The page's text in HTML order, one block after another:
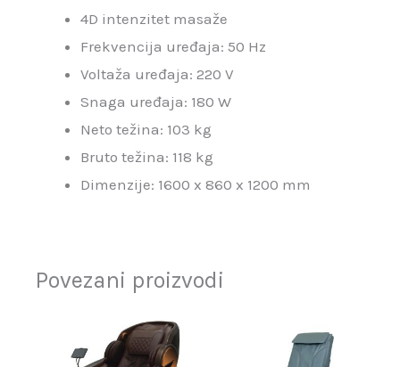
4D intenzitet masaže
Frekvencija uređaja: 50 Hz
Voltaža uređaja: 220 V
Snaga uređaja: 180 W
Neto težina: 103 kg
Bruto težina: 118 kg
Dimenzije: 1600 x 860 x 1200 mm
Povezani proizvodi